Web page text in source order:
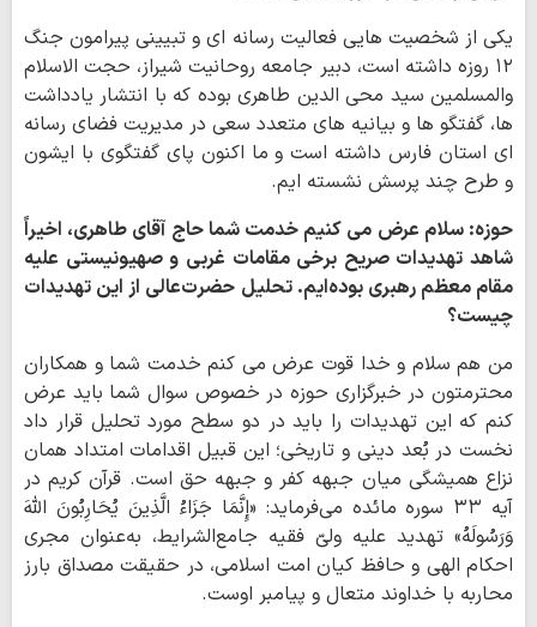
یکی از شخصیت هایی فعالیت رسانه ای و تبیینی پیرامون جنگ
۱۲ روزه داشته است، دبیر جامعه روحانیت شیراز، حجت الاسلام
والمسلمین سید محی الدین طاهری بوده که با انتشار یادداشت
ها، گفتگو ها و بیانیه های متعدد سعی در مدیریت فضای رسانه
ای استان فارس داشته است و ما اکنون پای گفتگوی با ایشون
و طرح چند پرسش نشسته ایم.
حوزه: سلام عرض می کنیم خدمت شما حاج آقای طاهری، اخیراً
شاهد تهدیدات صریح برخی مقامات غربی و صهیونیستی علیه
مقام معظم رهبری بوده‌ایم. تحلیل حضرت‌عالی از این تهدیدات
چیست؟
من هم سلام و خدا قوت عرض می کنم خدمت شما و همکاران
محترمتون در خبرگزاری حوزه در خصوص سوال شما باید عرض
کنم که این تهدیدات را باید در دو سطح مورد تحلیل قرار داد
نخست در بُعد دینی و تاریخی؛ این قبیل اقدامات امتداد همان
نزاع همیشگی میان جبهه کفر و جبهه حق است. قرآن کریم در
آیه ۳۳ سوره مائده می‌فرماید: «إِنَّمَا جَزَاءُ الَّذِینَ یُحَارِبُونَ اللَّهَ
وَرَسُولَهُ» تهدید علیه ولیّ فقیه جامع‌الشرایط، به‌عنوان مجری
احکام الهی و حافظ کیان امت اسلامی، در حقیقت مصداق بارز
محاربه با خداوند متعال و پیامبر اوست.